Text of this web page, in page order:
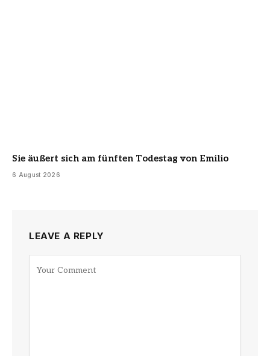
Sie äußert sich am fünften Todestag von Emilio
6 August 2026
LEAVE A REPLY